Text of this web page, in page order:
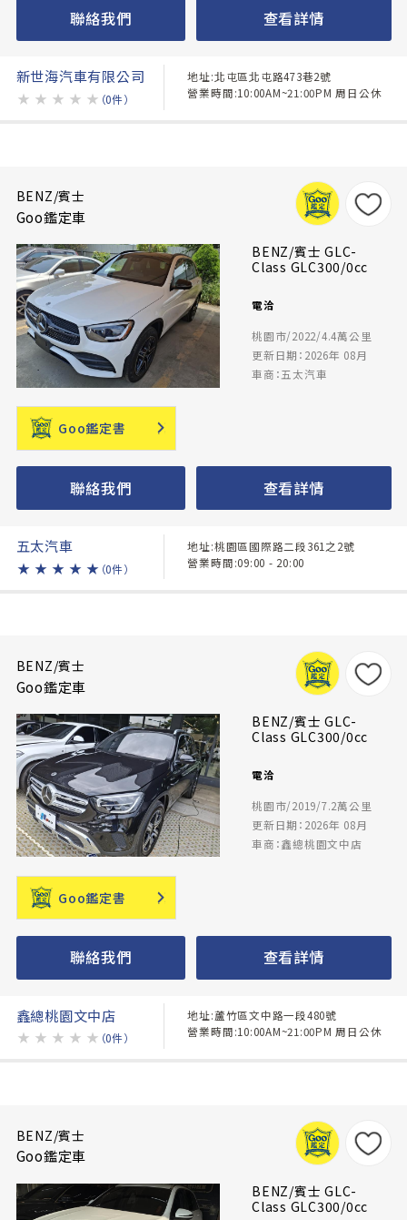
聯絡我們 查看詳情
新世海汽車有限公司
★ ★ ★ ★ ★ （0件）
地址:北屯區北屯路473巷2號
營業時間:10:00AM~21:00PM 周日公休
BENZ/賓士
Goo鑑定車
BENZ/賓士 GLC-
Class GLC300/0cc
電洽
桃園市/2022/4.4萬公里
更新日期：2026年 08月
車商：五太汽車
Goo鑑定書
聯絡我們 查看詳情
五太汽車
★ ★ ★ ★ ★ （0件）
地址:桃園區國際路二段361之2號
營業時間:09:00 - 20:00
BENZ/賓士
Goo鑑定車
BENZ/賓士 GLC-
Class GLC300/0cc
電洽
桃園市/2019/7.2萬公里
更新日期：2026年 08月
車商：鑫總桃園文中店
Goo鑑定書
聯絡我們 查看詳情
鑫總桃園文中店
★ ★ ★ ★ ★ （0件）
地址:蘆竹區文中路一段480號
營業時間:10:00AM~21:00PM 周日公休
BENZ/賓士
Goo鑑定車
BENZ/賓士 GLC-
Class GLC300/0cc